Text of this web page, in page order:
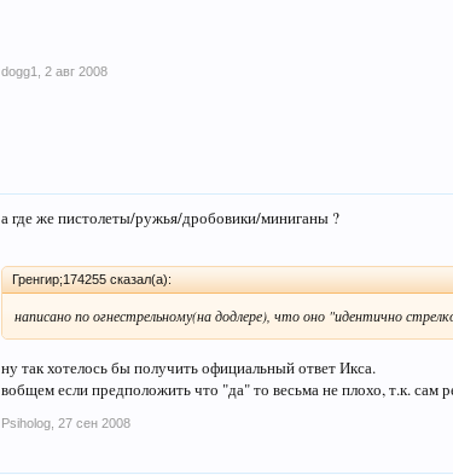
dogg1 2 авг 2008
а где же пистолеты/ружья/дробовики/миниганы ?
Гренгир;174255 сказал(а):
написано по огнестрельному(на додлере), что оно "идентично
ну так хотелось бы получить официальный ответ Икса.
вобщем если предположить что "да" то весьма не плохо, т.к. сам
Psiholog 27 сен 2008